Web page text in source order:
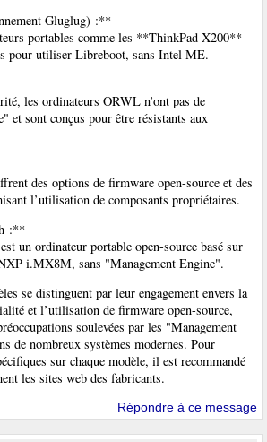
Gluglug) :**
portables comme les **ThinkPad X200**
pour utiliser Libreboot, sans Intel ME.
les ordinateurs ORWL n’ont pas de
et sont conçus pour être résistants aux
des options de firmware open-source et des
l’utilisation de composants propriétaires.
:**
un ordinateur portable open-source basé sur
i.MX8M, sans "Management Engine".
se distinguent par leur engagement envers la
et l’utilisation de firmware open-source,
soulevées par les "Management
de nombreux systèmes modernes. Pour
sur chaque modèle, il est recommandé
les sites web des fabricants.
Répondre à ce message